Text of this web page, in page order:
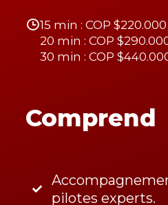
15 min : COP $220.000
20 min : COP
30 min : COP
Comprend
pilotes experts.